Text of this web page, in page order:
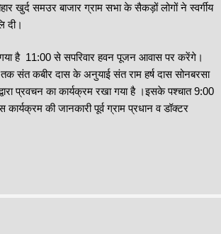
खुर्द समउर बाजार ग्राम सभा के सैकड़ों लोगों ने स्वर्गीय
दी।
गया है 11:00 से सपरिवार हवन पूजन आवास पर करेंगे।
कबीर दास के अनुयाई संत राम हर्ष दास सोनबरसा
प्रवचन का कार्यक्रम रखा गया है ।इसके पश्चात 9:00
की जानकारी पूर्व ग्राम प्रधान व डॉक्टर